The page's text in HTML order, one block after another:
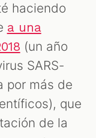
haciendo
a una
(un año
SARS-
por más de
que
de la